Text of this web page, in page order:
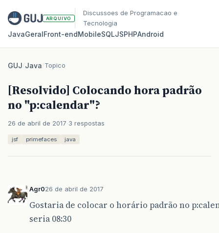
ARQUIVO
Discussoes de Programacao e
Tecnologia
JavaGeralFront‑endMobileSQLJSPHPAndroid
GUJ/Java/Topico
[Resolvido] Colocando hora padrão
no "p:calendar"?
26 de abril de 2017 3 respostas
jsf primefaces java
Agr026 de abril de 2017
Gostaria de colocar o horário padrão no
seria 08:30